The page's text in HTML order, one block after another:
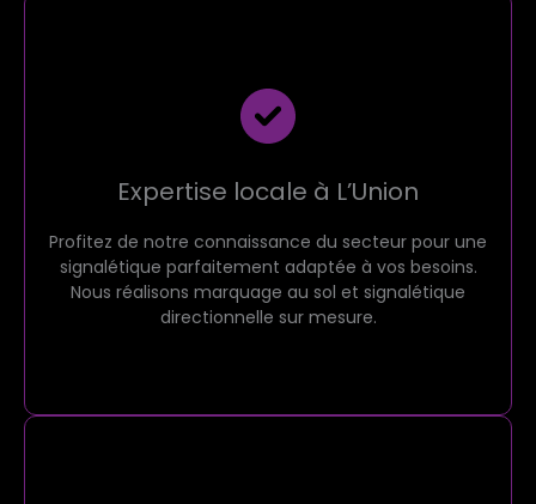
Expertise locale à L’Union
Profitez de notre connaissance du secteur pour une
signalétique parfaitement adaptée à vos besoins.
Nous réalisons marquage au sol et signalétique
directionnelle sur mesure.